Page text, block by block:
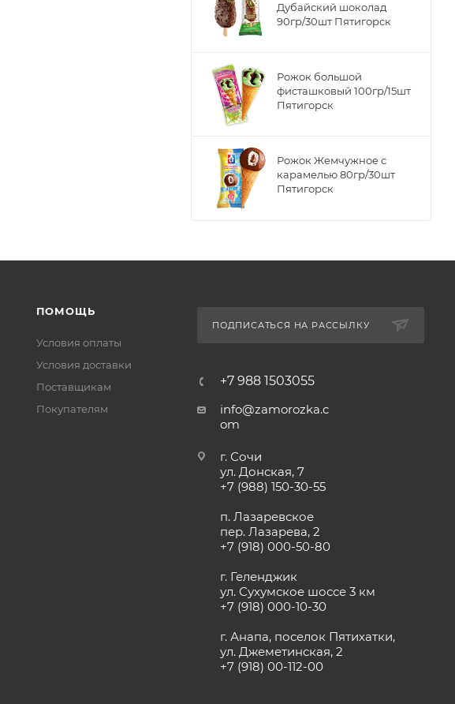
Дубайский шоколад
90гр/30шт Пятигорск
Рожок большой
фисташковый 100гр/15шт
Пятигорск
Рожок Жемчужное с
карамелью 80гр/30шт
Пятигорск
ПОМОЩЬ
Условия оплаты
Условия доставки
Поставщикам
Покупателям
ПОДПИСАТЬСЯ НА РАССЫЛКУ
+7 988 1503055
info@zamorozka.c
om
г. Сочи
ул. Донская, 7
+7 (988) 150-30-55
п. Лазаревское
пер. Лазарева, 2
+7 (918) 000-50-80
г. Геленджик
ул. Сухумское шоссе 3 км
+7 (918) 000-10-30
г. Анапа, поселок Пятихатки,
ул. Джеметинская, 2
+7 (918) 00-112-00